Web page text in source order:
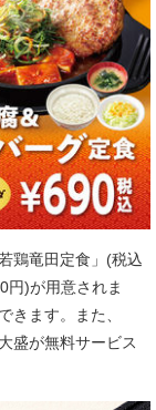
鶏竜田定食」(税込
円)が用意されま
きます。また、
盛が無料サービス